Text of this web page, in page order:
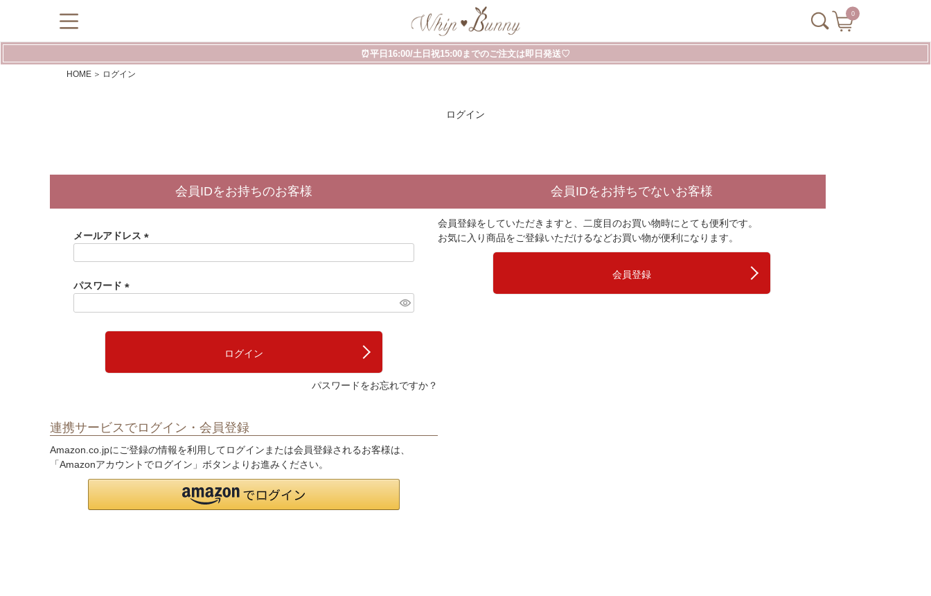
0
⏰平日16:00/土日祝15:00までのご注文は即日発送♡
HOME ログイン
ログイン
会員IDをお持ちのお客様
メールアドレス
)
パスワード
須
ログイン
パスワードをお忘れですか？
連携サービスでログイン・会員登録
Amazon.co.jpにご登録の情報を利用してログインまたは会員登録されるお客様は、
「Amazonアカウントでログイン」ボタンよりお進みください。
会員IDをお持ちでないお客様
会員登録をしていただきますと、二度目のお買い物時にとても便利です。
お気に入り商品をご登録いただけるなどお買い物が便利になります。
会員登録